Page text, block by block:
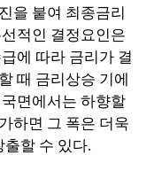
을 붙여 최종금리
적인 결정요인은
에 따라 금리가 결
때 금리상승 기에
면에서는 하향할
하면 그 폭은 더욱
할 수 있다.